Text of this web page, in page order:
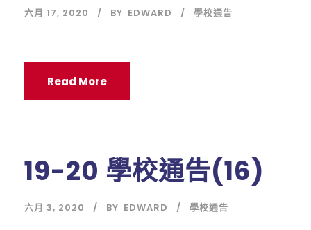
六月 17, 2020 BY EDWARD 學校通告
Read More
19-20 學校通告(16)
六月 3, 2020 BY EDWARD 學校通告